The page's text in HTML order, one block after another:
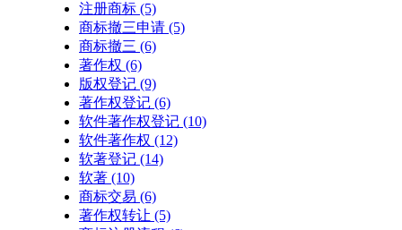
注册商标 (5)
商标撤三申请 (5)
商标撤三 (6)
著作权 (6)
版权登记 (9)
著作权登记 (6)
软件著作权登记 (10)
软件著作权 (12)
软著登记 (14)
软著 (10)
商标交易 (6)
著作权转让 (5)